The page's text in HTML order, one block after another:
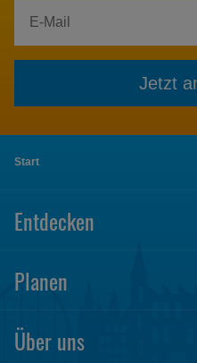
Jetzt
Start
Entdecken
Planen
Über uns